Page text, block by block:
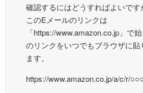
確認するにはどうすればよいです
このEメールのリンクは
「https://www.amazon.co.jp」で
のリンクをいつでもブラウザに貼
ます。
https://www.amazon.co.jp/a/c/r/○○○